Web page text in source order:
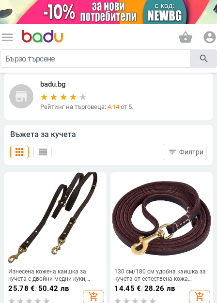
menu shopping_basket account_circle
search
store
badu.bg
Рейтинг на търговеца: 4.14от 5.
Въжета за кучета
view_list
apps filter_list Филтри
Изнесена кожена каишка за
кучета с двойни медни куки,
многофункционална каишка за
бягане и разходка на лабрадори.
25.78 €/50.42 лв
add_shopping_cart
130 см/180 см удобна каишка за
кучета от естествена кожа
Теглещо въже за малки до средни
кучета Обучение и разходка
Кафяв Червен Зелен
14.45 €/28.26 лв
add_shopping_cart